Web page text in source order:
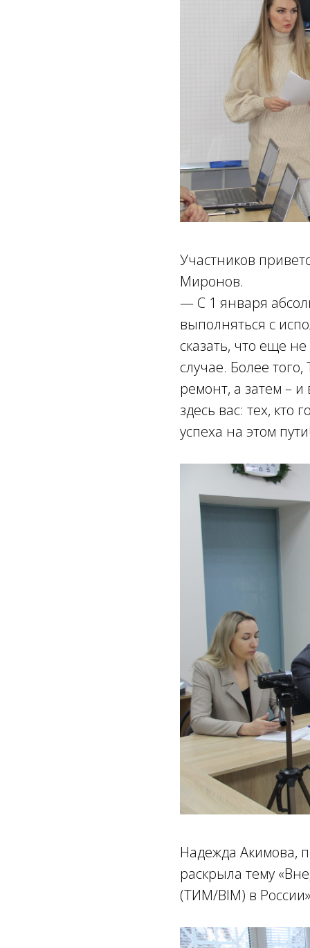
Участников
Миронов.
— С 1 января
выполняться с
сказать, что еще
случае. Более
ремонт, а затем –
здесь вас: тех,
успеха на этом
Надежда Акимова,
раскрыла тему
(ТИМ/BIM) в